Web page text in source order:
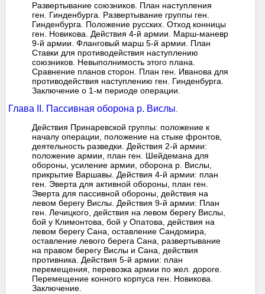
Развертывание союзников. План наступления
ген. Гинденбурга. Развертывание группы ген.
Гинденбурга. Положение русских. Отход конницы
ген. Новикова. Действия 4-й армии. Марш-маневр
9-й армии. Фланговый марш 5-й армии. План
Ставки для противодействия наступлению
союзников. Невыполнимость этого плана.
Сравнение планов сторон. План ген. Иванова для
противодействия наступлению ген. Гинденбурга.
Заключение о 1-м периоде операции.
Глава II. Пассивная оборона р. Вислы
Действия Принаревской группы: положение к
началу операции, положение на стыке фронтов,
деятельность разведки. Действия 2-й армии:
положение армии, план ген. Шейдемана для
обороны, усиление армии, оборона р. Вислы,
прикрытие Варшавы. Действия 4-й армии: план
ген. Эверта для активной обороны, план ген.
Эверта для пассивной обороны, действия на
левом берегу Вислы. Действия 9-й армии: План
ген. Лечицкого, действия на левом берегу Вислы,
бой у Климонтова, бой у Опатова, действия на
левом берегу Сана, оставление Сандомира,
оставление левого берега Сана, развертывание
на правом берегу Вислы и Сана, действия
противника. Действия 5-й армии: план
перемещения, перевозка армии по жел. дороге.
Перемещение конного корпуса ген. Новикова.
Заключение.